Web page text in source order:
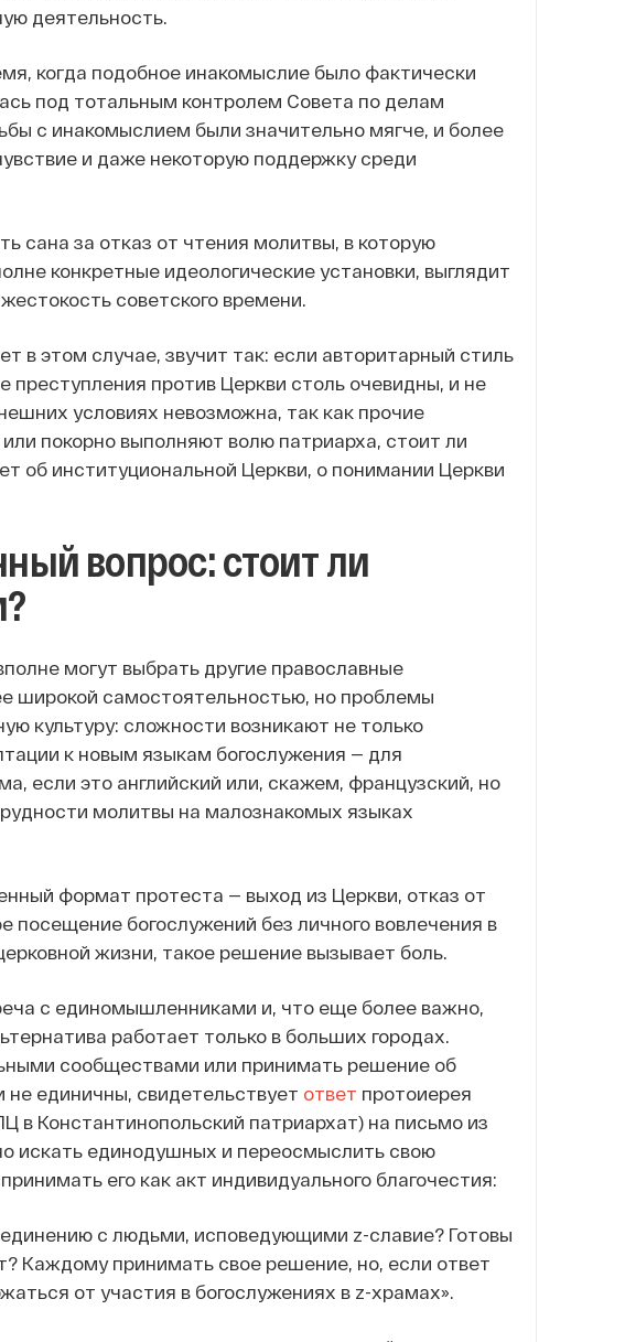
деятельность.
когда подобное инакомыслие было фактически
под тотальным контролем Совета по делам
с инакомыслием были значительно мягче, и более
и даже некоторую поддержку среди
сана за отказ от чтения молитвы, в которую
конкретные идеологические установки, выглядит
советского времени.
в этом случае, звучит так: если авторитарный стиль
преступления против Церкви столь очевидны, и не
условиях невозможна, так как прочие
покорно выполняют волю патриарха, стоит ли
об институциональной Церкви, о понимании Церкви
вопрос: стоит ли
могут выбрать другие православные
широкой самостоятельностью, но проблемы
культуру: сложности возникают не только
к новым языкам богослужения — для
если это английский или, скажем, французский, но
молитвы на малознакомых языках
формат протеста — выход из Церкви, отказ от
богослужений без личного вовлечения в
жизни, такое решение вызывает боль.
с единомышленниками и, что еще более важно,
работает только в больших городах.
сообществами или принимать решение об
не единичны, свидетельствует ответ протоиерея
в Константинопольский патриархат) на письмо из
искать единодушных и переосмыслить свою
его как акт индивидуального благочестия:
с людьми, исповедующими z-славие? Готовы
Каждому принимать свое решение, но, если ответ
от участия в богослужениях в z-храмах».